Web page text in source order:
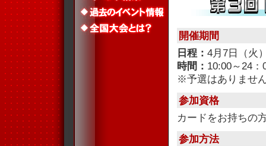
開催期間
日程： 4月7日（火
時間： 10:00～24：
※予選はありませ
参加資格
カードをお持ちの
参加方法